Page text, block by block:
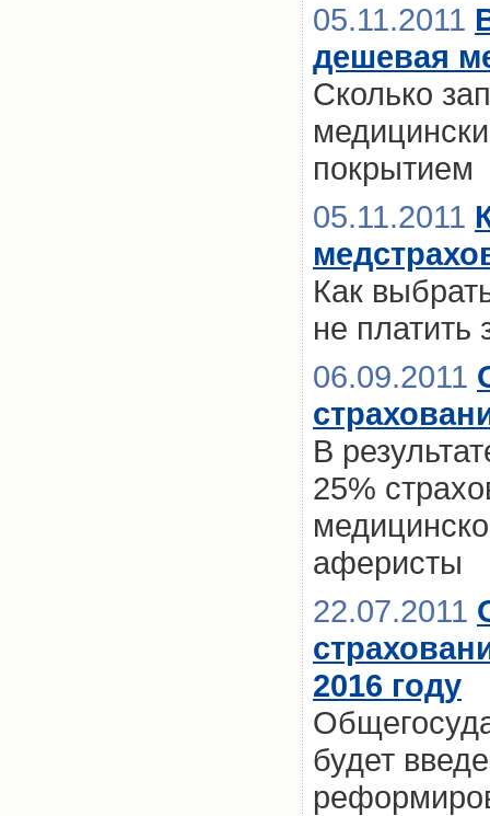
05.11.2011
дешевая
Сколько
покрытием
05.11.2011
Как
не платить
06.09.2011
В
25%
аферисты
22.07.2011
2016 году
будет